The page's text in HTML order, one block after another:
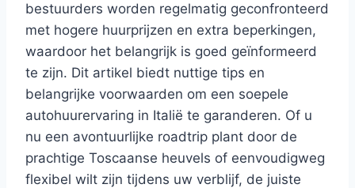
bestuurders worden regelmatig geconfronteerd
met hogere huurprijzen en extra beperkingen,
waardoor het belangrijk is goed geïnformeerd
te zijn. Dit artikel biedt nuttige tips en
belangrijke voorwaarden om een soepele
autohuurervaring in Italië te garanderen. Of u
nu een avontuurlijke roadtrip plant door de
prachtige Toscaanse heuvels of eenvoudigweg
flexibel wilt zijn tijdens uw verblijf, de juiste